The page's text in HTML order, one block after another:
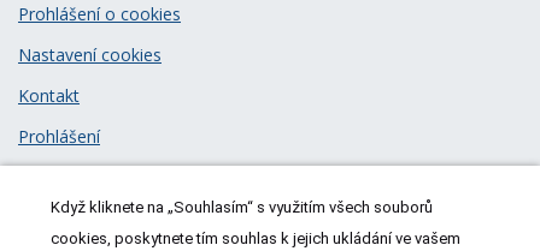
© 2026MeDitorial| ISSN 1805-3408
Prohlášení o cookies
Nastavení cookies
Kontakt
Prohlášení
Když kliknete na „Souhlasím“ s využitím všech souborů
cookies, poskytnete tím souhlas k jejich ukládání ve vašem